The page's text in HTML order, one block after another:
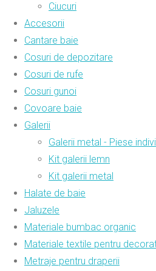
Ciucuri
Accesorii
Cantare baie
Cosuri de depozitare
Cosuri de rufe
Cosuri gunoi
Covoare baie
Galerii
Galerii metal - Piese
Kit galerii lemn
Kit galerii metal
Halate de baie
Jaluzele
Materiale bumbac organic
Materiale textile pentru
Metraje pentru draperii